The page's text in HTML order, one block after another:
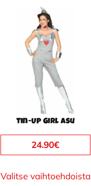
Tin-Up Girl asu
24.90€
Valitse vaihtoehdoista
tuotteella
useampi
muunnelma.